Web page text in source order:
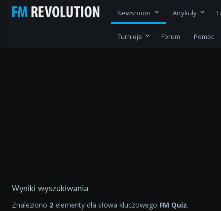
Newsroom Artykuły
Turnieje Forum Pomoc
Wyniki wyszukiwania
Znaleziono 2 elementy dla słowa kluczowego FM Quiz.